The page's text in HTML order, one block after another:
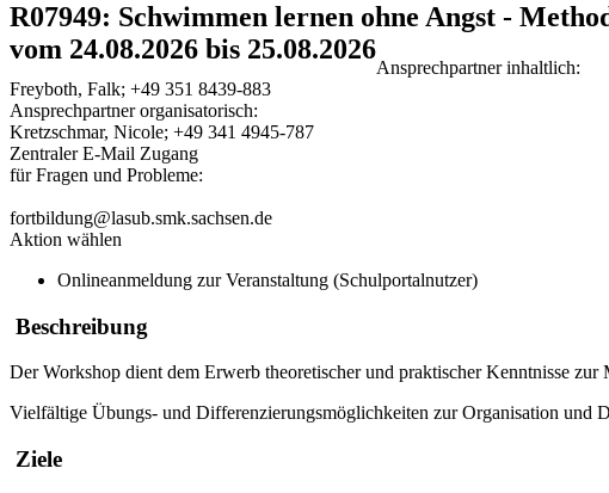
R07949: Schwimmen lernen ohne Angst -
vom 24.08.2026 bis 25.08.2026
Ansprechpartner inhaltlich:
Freyboth, Falk; +49 351 8439-883
Ansprechpartner organisatorisch:
Kretzschmar, Nicole; +49 341 4945-787
Zentraler E-Mail Zugang
für Fragen und Probleme:
fortbildung@lasub.smk.sachsen.de
Aktion wählen
Onlineanmeldung zur Veranstaltung (Schulportalnutzer)
Beschreibung
Der Workshop dient dem Erwerb theoretischer und praktischer Kenntnisse
Vielfältige Übungs- und Differenzierungsmöglichkeiten zur Organisation und
Ziele